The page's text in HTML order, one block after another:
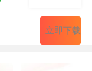
立即下载